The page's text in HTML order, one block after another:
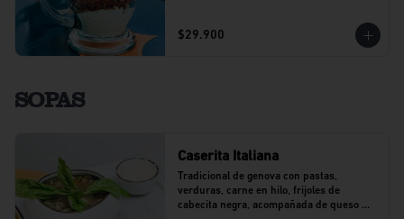
$29.900
SOPAS
Caserita Italiana
Tradicional de genova con pastas,
verduras, carne en hilo, frijoles de
cabecita negra, acompañada de queso